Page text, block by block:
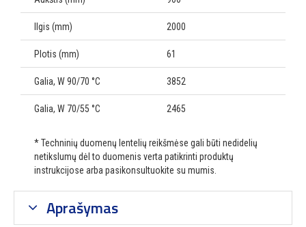
Ilgis (mm) 2000
Plotis (mm) 61
Galia, W 90/70 °C 3852
Galia, W 70/55 °C 2465
* Techninių duomenų lentelių reikšmėse gali būti nedidelių
netikslumų dėl to duomenis verta patikrinti produktų
instrukcijose arba pasikonsultuokite su mumis.
Aprašymas